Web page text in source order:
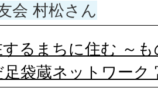
会 村松さん
るまちに住む ～
袋蔵ネットワーク